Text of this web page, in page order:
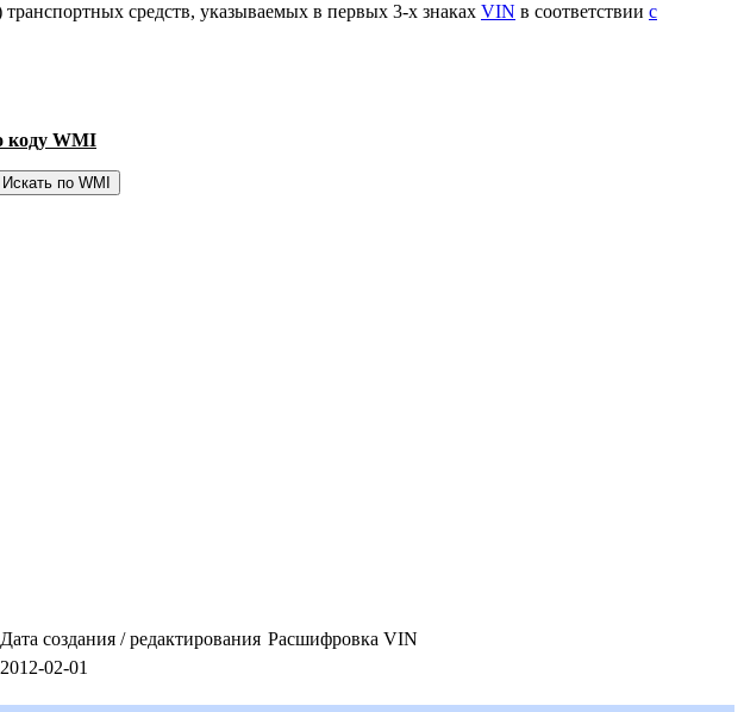
средств, указываемых в первых 3-х знаках VIN в соответствии с
коду WMI
Дата создания / редактирования Расшифровка VIN
2012-02-01